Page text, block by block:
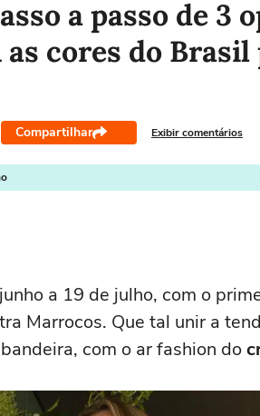
a passo de 3
cores do Brasil
Compartilhar Exibir comentários
a 19 de julho, com o
Marrocos. Que tal unir a
com o ar fashion do